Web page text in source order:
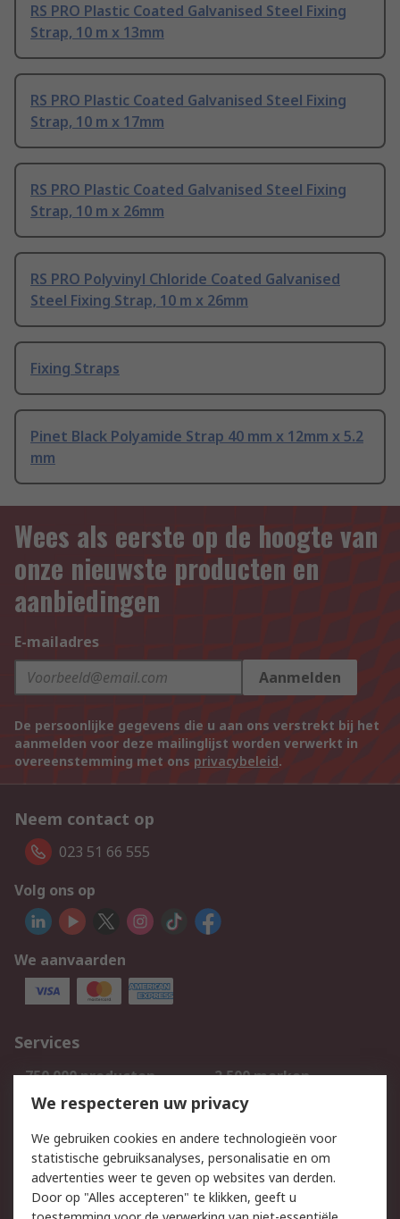
RS PRO Plastic Coated Galvanised Steel Fixing
Strap, 10 m x 13mm
RS PRO Plastic Coated Galvanised Steel Fixing
Strap, 10 m x 17mm
RS PRO Plastic Coated Galvanised Steel Fixing
Strap, 10 m x 26mm
RS PRO Polyvinyl Chloride Coated Galvanised
Steel Fixing Strap, 10 m x 26mm
Fixing Straps
Pinet Black Polyamide Strap 40 mm x 12mm x 5.2
mm
Wees als eerste op de hoogte van
onze nieuwste producten en
aanbiedingen
E-mailadres
Aanmelden
De persoonlijke gegevens die u aan ons verstrekt bij het
aanmelden voor deze mailinglijst worden verwerkt in
overeenstemming met ons privacybeleid.
Neem contact op
023 51 66 555
Volg ons op
We aanvaarden
Services
750.000 producten
2.500 merken
Bestellen
Inkoopoplossingen
Track & Trace
Wettelijk
We respecteren uw privacy
We gebruiken cookies en andere technologieën voor
statistische gebruiksanalyses, personalisatie en om
advertenties weer te geven op websites van derden.
Door op "Alles accepteren" te klikken, geeft u